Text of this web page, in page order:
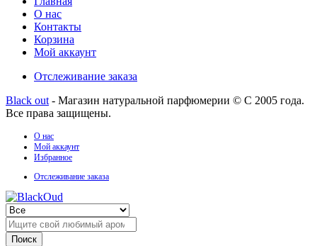
О нас
Контакты
Корзина
Мой аккаунт
Отслеживание заказа
Black out - Магазин натуральной парфюмерии © С 2005 года.
Все права защищены.
О нас
Мой аккаунт
Избранное
Отслеживание заказа
Поиск